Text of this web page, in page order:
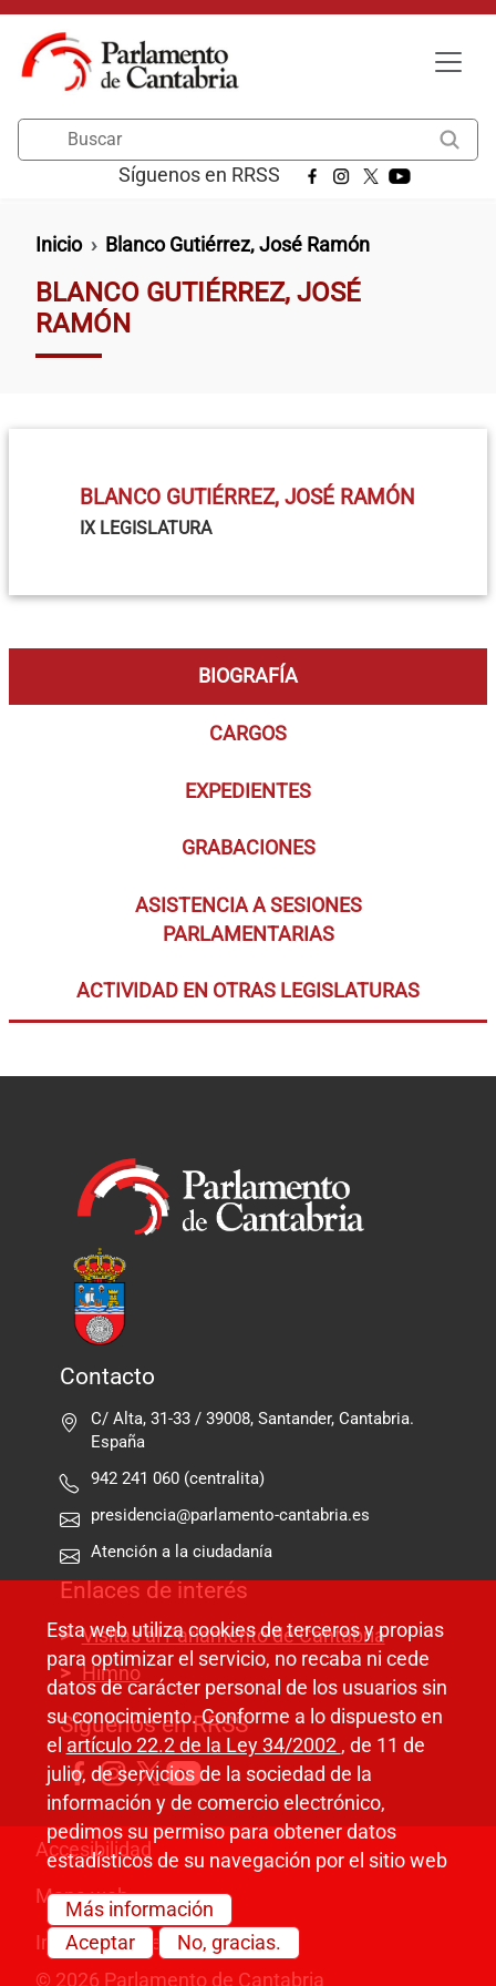
Pasar al contenido principal
Síguenos en RRSS
Ruta de navegación
Inicio Blanco Gutiérrez, José Ramón
BLANCO GUTIÉRREZ, JOSÉ
RAMÓN
BLANCO GUTIÉRREZ, JOSÉ RAMÓN
IX LEGISLATURA
BIOGRAFÍA
CARGOS
EXPEDIENTES
GRABACIONES
ASISTENCIA A SESIONES
PARLAMENTARIAS
ACTIVIDAD EN OTRAS LEGISLATURAS
Contacto
C/ Alta, 31-33 / 39008, Santander, Cantabria.
España
942 241 060 (centralita)
presidencia@parlamento-cantabria.es
Atención a la ciudadanía
Enlaces de interés
Visitas al Parlamento de Cantabria
Himno
Síguenos en RRSS
Pie de página
Accesibilidad
Mapa web
Información legal
© 2026 Parlamento de Cantabria
Esta web utiliza cookies de terceros y propias
para optimizar el servicio, no recaba ni cede
datos de carácter personal de los usuarios sin
su conocimiento. Conforme a lo dispuesto en
el artículo 22.2 de la Ley 34/2002 , de 11 de
julio, de servicios de la sociedad de la
información y de comercio electrónico,
pedimos su permiso para obtener datos
estadísticos de su navegación por el sitio web
Más información
Aceptar
No, gracias.